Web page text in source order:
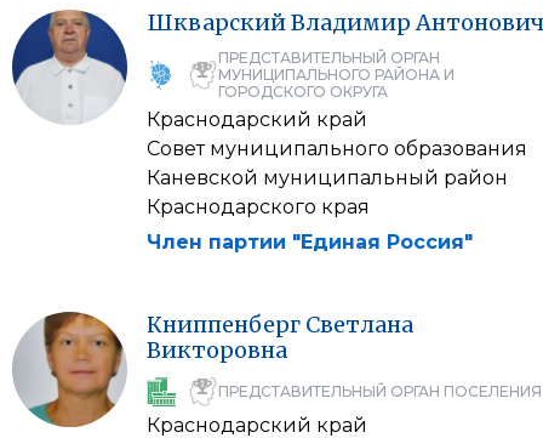
ШкварскийВладимир Антонович
ПРЕДСТАВИТЕЛЬНЫЙ ОРГАН
МУНИЦИПАЛЬНОГО РАЙОНА И
ГОРОДСКОГО ОКРУГА
Краснодарский край
Совет муниципального образования
Каневской муниципальный район
Краснодарского края
Член партии "Единая Россия"
Книппенберг Светлана
Викторовна
ПРЕДСТАВИТЕЛЬНЫЙ ОРГАН ПОСЕЛЕНИЯ
Краснодарский край